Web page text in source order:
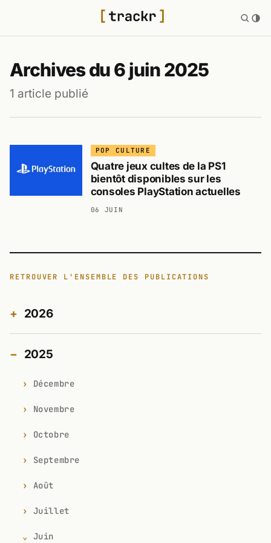
Archives du 6 juin 2025
1 article publié
POP CULTURE
Quatre jeux cultes de la PS1
bientôt disponibles sur les
consoles PlayStation actuelles
06 JUIN
RETROUVER L'ENSEMBLE DES PUBLICATIONS
2026
2025
Décembre
Novembre
Octobre
Septembre
Août
Juillet
Juin